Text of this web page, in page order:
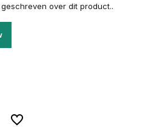
over dit product..